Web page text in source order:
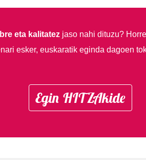
eta kalitatezjaso nahi dituzu?
esker, euskaratik eginda dagoen
Egin HITZAkide